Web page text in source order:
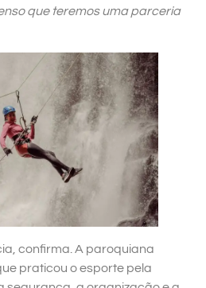
que teremos uma parceria
confirma. A paroquiana
praticou o esporte pela